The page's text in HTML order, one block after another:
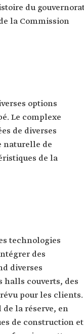
du
la Commission
options
Le complexe
de diverses
naturelle de
de la
technologies
des
diverses
halls couverts, des
pour les clients.
la réserve, en
de construction et